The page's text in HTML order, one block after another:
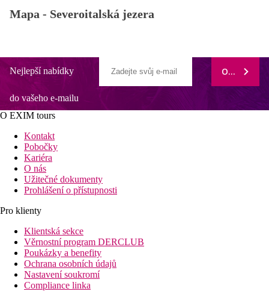
Mapa - Severoitalská jezera
Nejlepší nabídky
do vašeho e-mailu
ODEBÍRAT
O EXIM tours
Kontakt
Pobočky
Kariéra
O nás
Užitečné dokumenty
Prohlášení o přístupnosti
Pro klienty
Klientská sekce
Věrnostní program DERCLUB
Poukázky a benefity
Ochrana osobních údajů
Nastavení soukromí
Compliance linka